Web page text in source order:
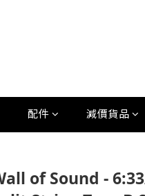
配件 減價貨品
of Sound -